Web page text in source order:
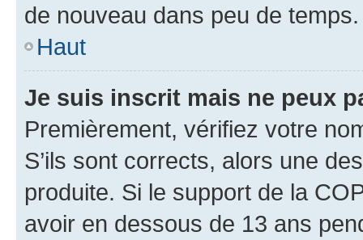
de nouveau dans peu de temps.
Haut
Je suis inscrit mais ne peux
Premièrement, vérifiez votre
S’ils sont corrects, alors une
produite. Si le support de la
avoir en dessous de 13 ans